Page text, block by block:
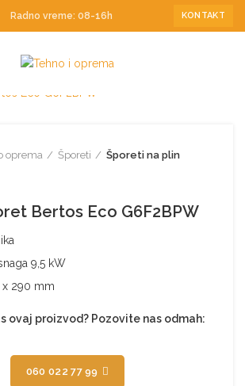
Radno vreme: 08-16h KONTAKT
oprema Šporeti Šporeti na plin
Bertos Eco G6F2BPW
9,5 kW
290 mm
ovaj proizvod? Pozovite nas odmah:
060 022 77 99